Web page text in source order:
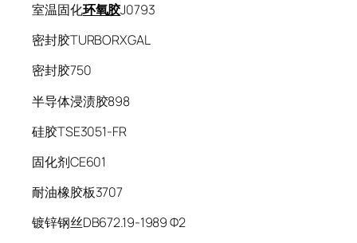
室温固化环氧胶J0793
密封胶TURBORXGAL
密封胶750
半导体浸渍胶898
硅胶TSE3051-FR
固化剂CE601
耐油橡胶板3707
镀锌钢丝DB672.19-1989 Φ2